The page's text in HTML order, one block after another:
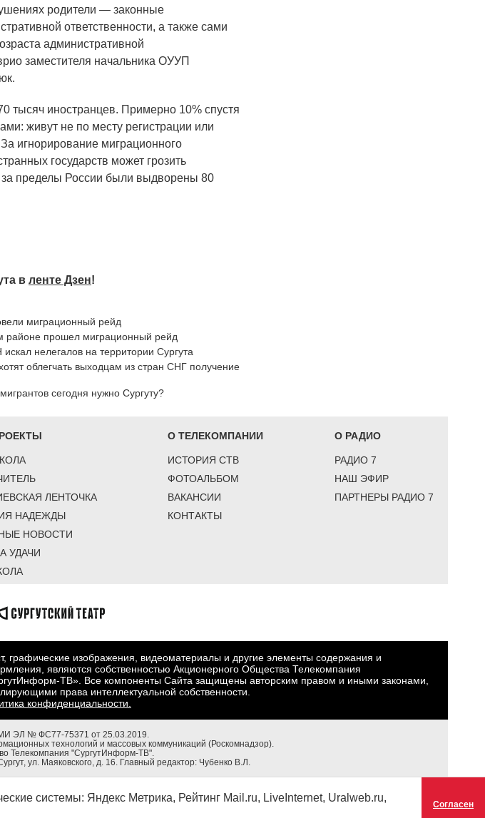
родители — законные
ответственности, а также сами
административной
заместителя начальника ОУУП
тысяч иностранцев. Примерно 10% спустя
живут не по месту регистрации или
игнорирование миграционного
государств может грозить
за пределы России были выдворены 80
в ленте Дзен!
миграционный рейд
районе прошел миграционный рейд
нелегалов на территории Сургута
облегчать выходцам из стран СНГ получение
сегодня нужно Сургуту?
ЛЕНТОЧКА
НАДЕЖДЫ
НОВОСТИ
УДАЧИ
О ТЕЛЕКОМПАНИИ
ИСТОРИЯ СТВ
ФОТОАЛЬБОМ
ВАКАНСИИ
КОНТАКТЫ
О РАДИО
РАДИО 7
НАШ ЭФИР
ПАРТНЕРЫ РАДИО 7
графические изображения, видеоматериалы и другие элементы содержания и
являются собственностью Акционерного Общества Телекомпания
ТВ». Все компоненты Сайта защищены авторским правом и иными законами,
права интеллектуальной собственности.
конфиденциальности.
ЭЛ № ФС77-75371 от 25.03.2019.
технологий и массовых коммуникаций (Роскомнадзор).
Телекомпания "СургутИнформ-ТВ".
ул. Маяковского, д. 16. Главный редактор: Чубенко В.Л.
системы: Яндекс Метрика, Рейтинг Mail.ru, LiveInternet, Uralweb.ru,
Согласен